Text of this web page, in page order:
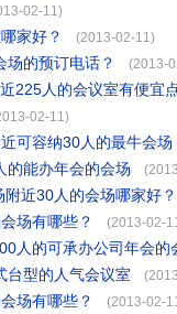
02-11)
家好？ (2013-02-11)
场的预订电话？ (2013-
225人的会议室有便宜
02-11)
可容纳30人的最牛会场
的能办年会的会场
近30人的会场哪家好？
场有哪些？
(2013-02-
人的可承办公司年会的
台型的人气会议室
场有哪些？ (2013-02-